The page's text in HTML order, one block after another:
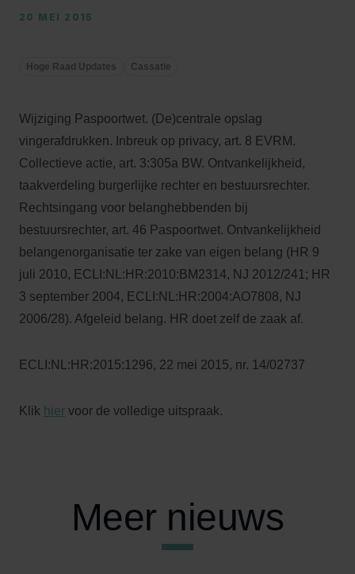
20 MEI 2015
Hoge Raad Updates Cassatie
Wijziging Paspoortwet. (De)centrale opslag
vingerafdrukken. Inbreuk op privacy, art. 8 EVRM.
Collectieve actie, art. 3:305a BW. Ontvankelijkheid,
taakverdeling burgerlijke rechter en bestuursrechter.
Rechtsingang voor belanghebbenden bij
bestuursrechter, art. 46 Paspoortwet. Ontvankelijkheid
belangenorganisatie ter zake van eigen belang (HR 9
juli 2010, ECLI:NL:HR:2010:BM2314, NJ 2012/241; HR
3 september 2004, ECLI:NL:HR:2004:AO7808, NJ
2006/28). Afgeleid belang. HR doet zelf de zaak af.
ECLI:NL:HR:2015:1296, 22 mei 2015, nr. 14/02737
Klik hier voor de volledige uitspraak.
Meer nieuws